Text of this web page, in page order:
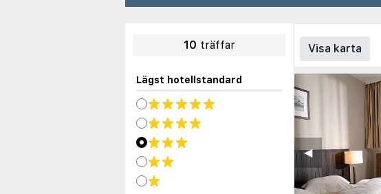
10 träffar
Lägst hotellstandard
Visa karta
◀︎